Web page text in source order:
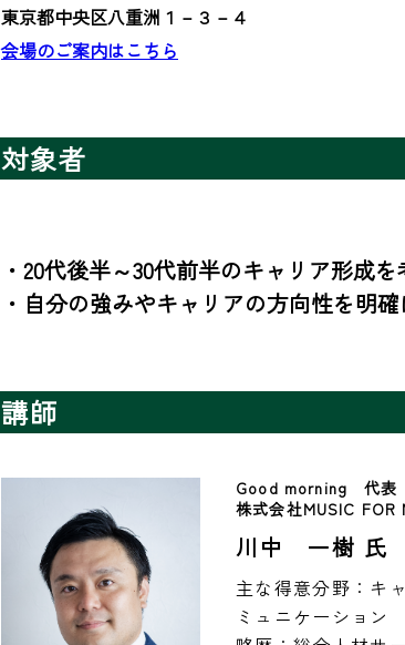
東京都中央区八重洲１－３－４
会場のご案内はこちら
対象者
・20代後半～30代前半のキャリア形成
・自分の強みやキャリアの方向性を明
講師
Good morning　代表
株式会社MUSIC FOR
川中 一樹 氏
主な得意分野：キ
ミュニケーション